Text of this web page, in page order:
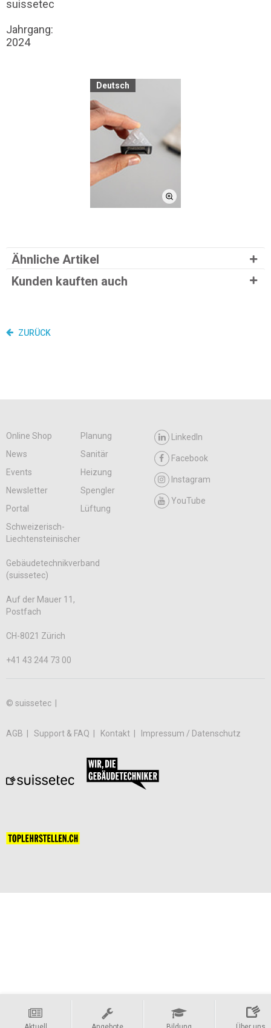
suissetec
Jahrgang:
2024
Deutsch
Ähnliche Artikel
Kunden kauften auch
ZURÜCK
Online Shop
Planung
News
Sanitär
Events
Heizung
Newsletter
Spengler
Portal
Lüftung
LinkedIn
Facebook
Instagram
YouTube
Schweizerisch-
Liechtensteinischer
Gebäudetechnikverband
(suissetec)
Auf der Mauer 11,
Postfach
CH-8021 Zürich
+41 43 244 73 00
© suissetec |
AGB Support & FAQ Kontakt Impressum / Datenschutz